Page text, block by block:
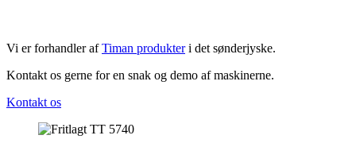
Vi er forhandler afTiman produkteri det sønderjyske.
Kontakt os gerne for en snak og demo af maskinerne.
Kontakt os